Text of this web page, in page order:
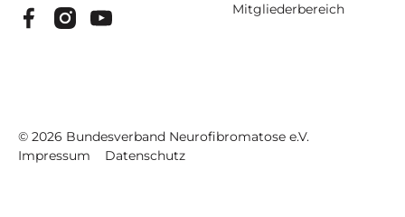
Mitgliederbereich
© 2026 Bundesverband Neurofibromatose e.V.
Impressum
Datenschutz